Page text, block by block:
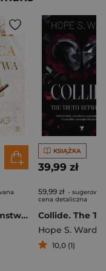
Władca łakomstwa. Władcy Grzechu
KSIĄŻKA
39,99 zł
59,99 zł -
cena detaliczna
Hope S. Ward
10,0 (1)